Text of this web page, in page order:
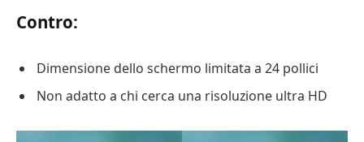
Contro:
Dimensione dello schermo limitata a 24 pollici
Non adatto a chi cerca una risoluzione ultra HD